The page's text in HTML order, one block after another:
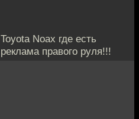
Noax где есть
правого руля!!!